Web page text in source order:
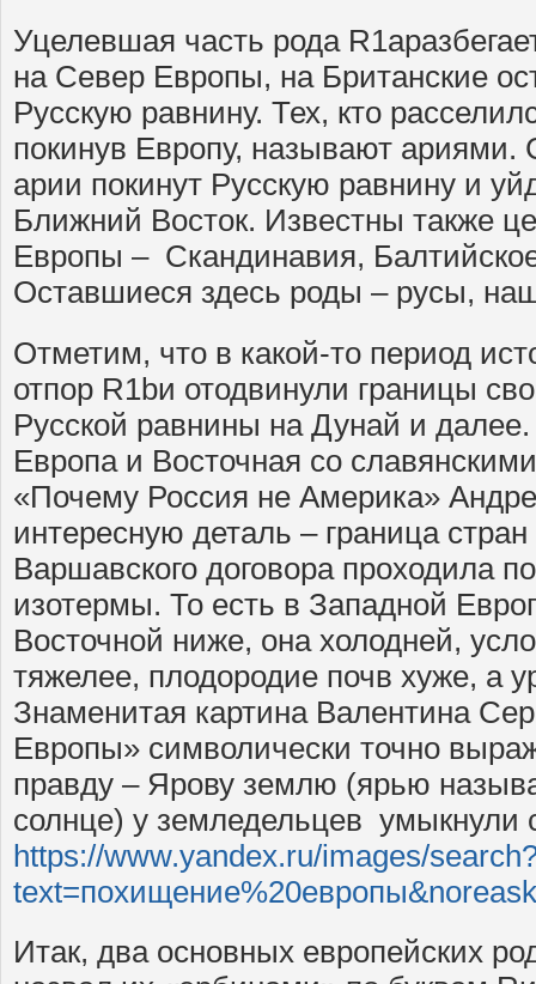
Уцелевшая часть рода
на Север Европы, на Британские
Русскую равнину. Тех, кто
покинув Европу, называют ариями.
арии покинут Русскую равнину и
Ближний Восток. Известны также
Европы – Скандинавия,
Оставшиеся здесь роды – русы,
Отметим, что в какой-то период
отпор R1bи отодвинули границы
Русской равнины на Дунай и
Европа и Восточная со
«Почему Россия не Америка»
интересную деталь – граница
Варшавского договора проходила
изотермы. То есть в Западной
Восточной ниже, она холодней,
тяжелее, плодородие почв хуже, а
Знаменитая картина Валентина
Европы» символически точно
правду – Ярову землю (ярью
солнце) у земледельцев умыкнули
https://www.yandex.ru/images/
Итак, два основных европейских